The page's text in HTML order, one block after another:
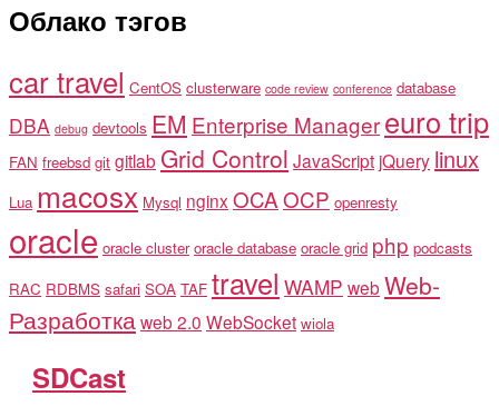
Облако тэгов
car travel CentOS clusterware code review conference database
DBA debug devtools EM Enterprise Managereuro trip
FAN freebsd git gitlab Grid Control JavaScript jQuery linux
Lua macosx Mysql nginx OCAOCP openresty
oracle oracle cluster oracle database oracle grid php podcasts
RAC RDBMS safari SOA TAF travel WAMP web Web-
Разработкаweb 2.0 WebSocket wiola
SDCast